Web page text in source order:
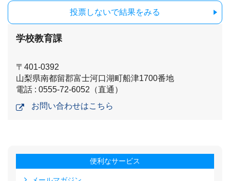
投票しないで結果をみる
学校教育課
〒401-0392
山梨県南都留郡富士河口湖町船津1700番地
電話 : 0555-72-6052（直通）
お問い合わせはこちら
便利なサービス